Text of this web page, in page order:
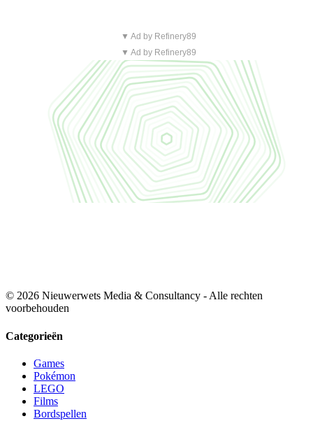
▼ Ad by Refinery89
▼ Ad by Refinery89
© 2026 Nieuwerwets Media & Consultancy - Alle rechten
voorbehouden
Categorieën
Games
Pokémon
LEGO
Films
Bordspellen